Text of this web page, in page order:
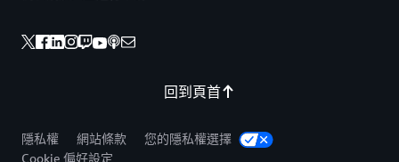
回到頁首
隱私權 網站條款
您的隱私權選擇
Cookie 偏好設定